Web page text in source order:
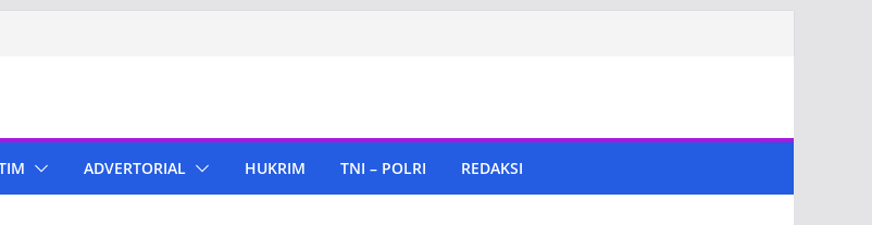
ADVERTORIAL HUKRIM TNI – POLRI REDAKSI